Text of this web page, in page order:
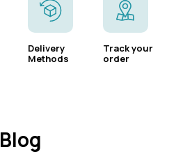
Delivery
Methods
Track your
order
Blog